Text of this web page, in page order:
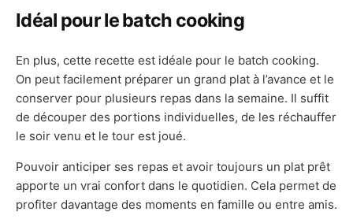
Idéal pour le batch cooking
En plus, cette recette est idéale pour le batch cooking.
On peut facilement préparer un grand plat à l’avance et le
conserver pour plusieurs repas dans la semaine. Il suffit
de découper des portions individuelles, de les réchauffer
le soir venu et le tour est joué.
Pouvoir anticiper ses repas et avoir toujours un plat prêt
apporte un vrai confort dans le quotidien. Cela permet de
profiter davantage des moments en famille ou entre amis.